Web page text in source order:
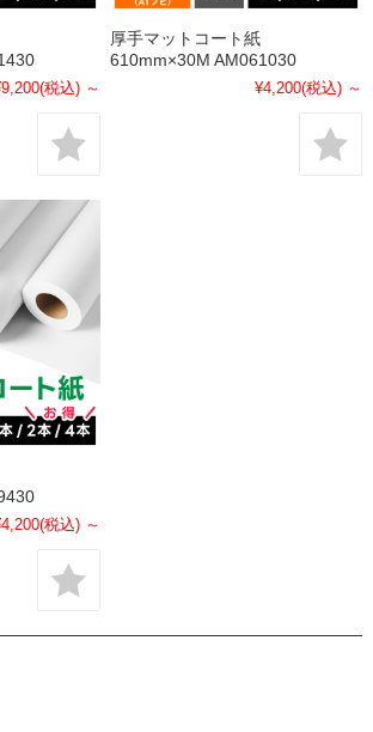
(税込) ～
厚手マットコート紙
610mm×30M AM061030
¥4,200(税込) ～
(税込) ～